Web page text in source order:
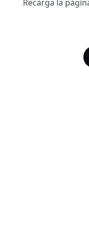
Recarga la